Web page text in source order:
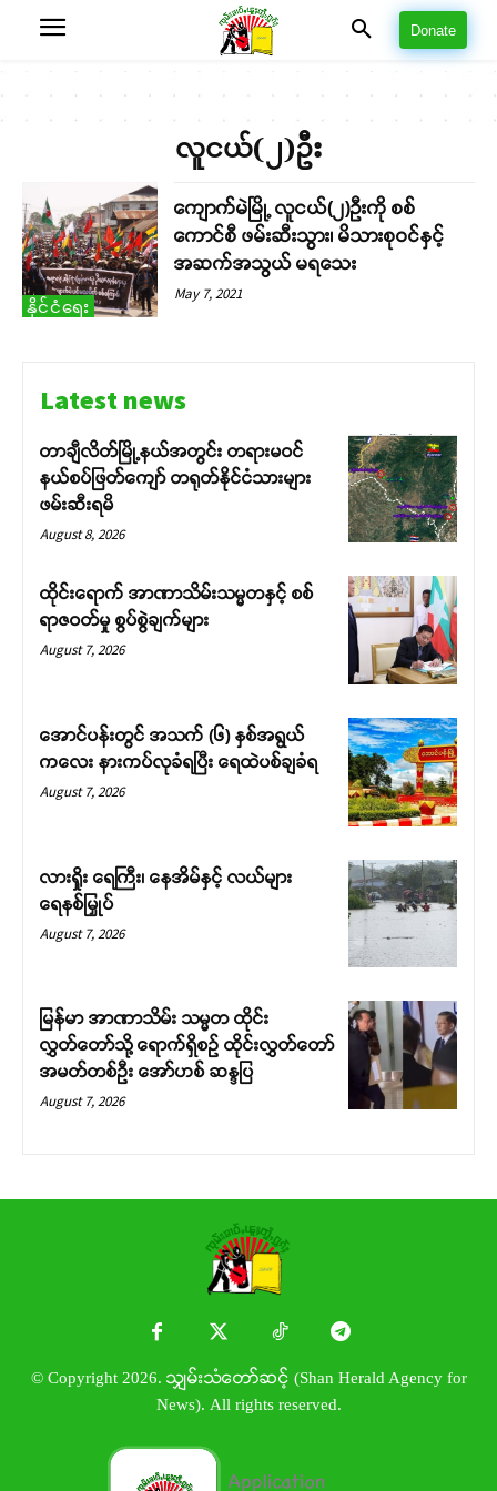
Donate
လူငယ်(၂)ဦး
နိုင်ငံရေး
ကျောက်မဲမြို့ လူငယ်(၂)ဦးကို စစ်
ကောင်စီ ဖမ်းဆီးသွား၊ မိသားစုဝင်နှင့်
အဆက်အသွယ် မရသေး
May 7, 2021
Latest news
တာချီလိတ်မြို့နယ်အတွင်း တရားမဝင်
နယ်စပ်ဖြတ်ကျော် တရုတ်နိုင်ငံသားများ
ဖမ်းဆီးရမိ
August 8, 2026
ထိုင်းရောက် အာဏာသိမ်းသမ္မတနှင့် စစ်
ရာဇဝတ်မှု စွပ်စွဲချက်များ
August 7, 2026
အောင်ပန်းတွင် အသက် (၆) နှစ်အရွယ်
ကလေး နားကပ်လုခံရပြီး ရေထဲပစ်ချခံရ
August 7, 2026
လားရှိုး ရေကြီး၊ နေအိမ်နှင့် လယ်များ
ရေနစ်မြှုပ်
August 7, 2026
မြန်မာ အာဏာသိမ်း သမ္မတ ထိုင်း
လွှတ်တော်သို့ ရောက်ရှိစဉ် ထိုင်းလွှတ်တော်
အမတ်တစ်ဦး အော်ဟစ် ဆန္ဒပြ
August 7, 2026
© Copyright 2026. သျှမ်းသံတော်ဆင့် (Shan Herald Agency for
News). All rights reserved.